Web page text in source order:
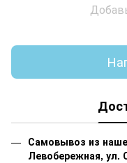
Самовывоз из
Левобережная, ул.